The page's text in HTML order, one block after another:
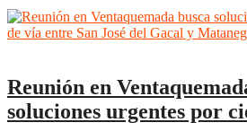
Reunión en
soluciones urgentes por